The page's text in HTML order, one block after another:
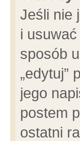
Jeśli nie
i
sposób
„edytuj”
jego
postem
ostatni